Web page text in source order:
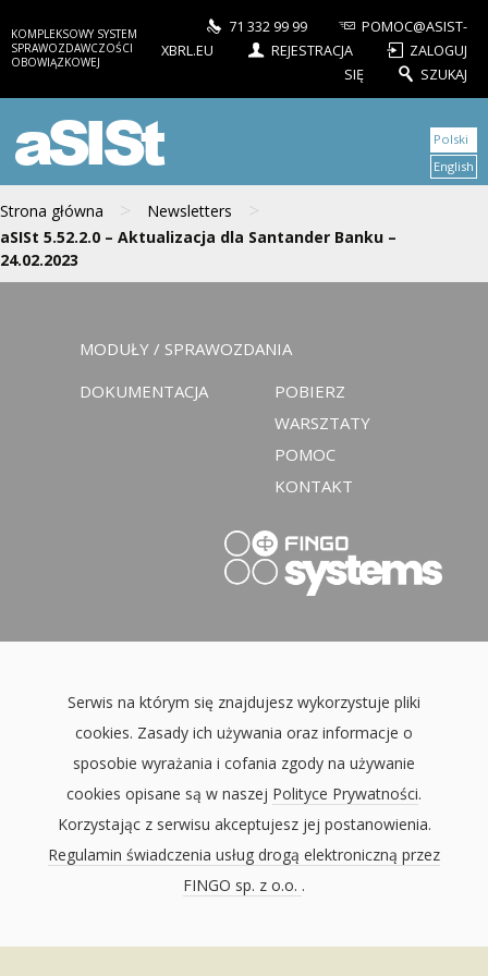
KOMPLEKSOWY SYSTEM
SPRAWOZDAWCZOŚCI
OBOWIĄZKOWEJ
71 332 99 99
POMOC@ASIST-
XBRL.EU
REJESTRACJA
ZALOGUJ
SIĘ
SZUKAJ
aSISt
Strona główna > Newsletters >
aSISt 5.52.2.0 – Aktualizacja dla Santander Banku –
24.02.2023
Polski
English
MODUŁY / SPRAWOZDANIA
DOKUMENTACJA
POBIERZ
WARSZTATY
POMOC
KONTAKT
Serwis na którym się znajdujesz wykorzystuje pliki
cookies. Zasady ich używania oraz informacje o
sposobie wyrażania i cofania zgody na używanie
cookies opisane są w naszej Polityce Prywatności.
Korzystając z serwisu akceptujesz jej postanowienia.
Regulamin świadczenia usług drogą elektroniczną przez
FINGO sp. z o.o. .